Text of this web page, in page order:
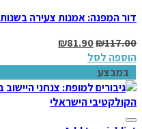
דור המפנה: אמנות צעירה
₪117.00
₪81.90
הוספה לסל
במבצע